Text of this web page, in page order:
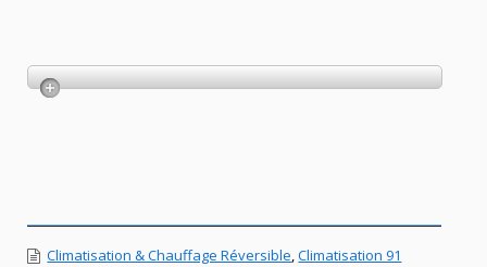
Climatisation & Chauffage Réversible,Climatisation 91